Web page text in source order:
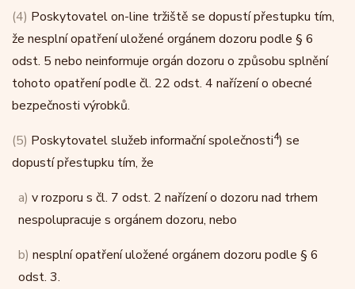
(4) Poskytovatel on-line tržiště se dopustí přestupku tím,
že nesplní opatření uložené orgánem dozoru podle § 6
odst. 5 nebo neinformuje orgán dozoru o způsobu splnění
tohoto opatření podle čl. 22 odst. 4 nařízení o obecné
bezpečnosti výrobků.
(5) Poskytovatel služeb informační společnosti4) se
dopustí přestupku tím, že
a) v rozporu s čl. 7 odst. 2 nařízení o dozoru nad trhem
nespolupracuje s orgánem dozoru, nebo
b) nesplní opatření uložené orgánem dozoru podle § 6
odst. 3.